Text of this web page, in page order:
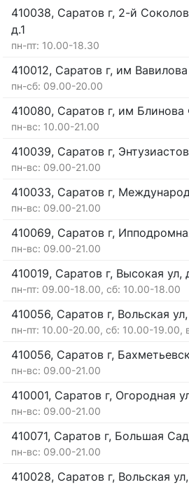
410038, Саратов г, 2-й
д.1
пн-пт: 10.00-18.30
410012, Саратов г, им
пн-сб: 09.00-20.00
410080, Саратов г, им Блинова
пн-вс: 10.00-21.00
410039, Саратов г,
пн-вс: 09.00-21.00
410033, Саратов г,
пн-вс: 09.00-21.00
410069, Саратов г,
пн-вс: 09.00-21.00
410019, Саратов г, Высокая ул,
пн-пт: 09.00-18.00, сб: 10.00-18.00
410056, Саратов г, Вольская
пн-пт: 10.00-20.00, сб: 10.00-19.00,
410056, Саратов г,
пн-вс: 09.00-21.00
410001, Саратов г, Огородная
пн-вс: 09.00-21.00
410071, Саратов г, Большая
пн-вс: 09.00-21.00
410028, Саратов г, Вольская